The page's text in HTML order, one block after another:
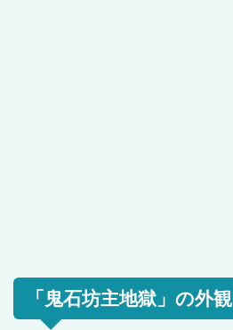
「鬼石坊主地獄」の外観